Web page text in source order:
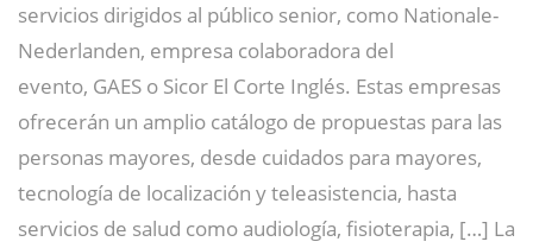
servicios dirigidos al público senior, como Nationale-
Nederlanden, empresa colaboradora del
evento, GAES o Sicor El Corte Inglés. Estas empresas
ofrecerán un amplio catálogo de propuestas para las
personas mayores, desde cuidados para mayores,
tecnología de localización y teleasistencia, hasta
servicios de salud como audiología, fisioterapia, […] La